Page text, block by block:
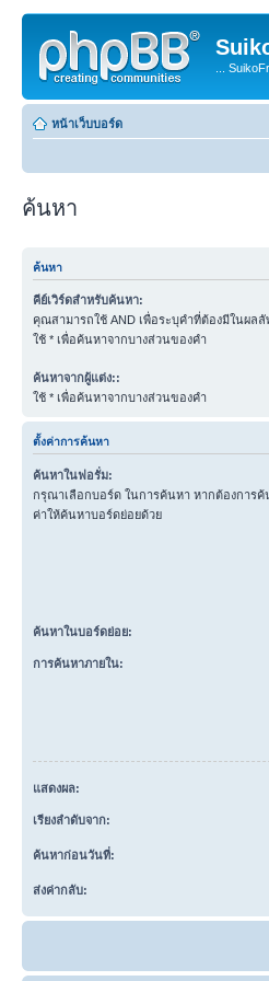
...
หน้าเว็บบอร์ด
ค้นหา
ค้นหา
คีย์เวิร์ดสำหรับค้นหา:
คุณสามารถใช้ AND เพื่อระบุคำที่ต้องมีในผล
ใช้ * เพื่อค้นหาจากบางส่วนของคำ
ค้นหาจากผู้แต่ง::
ใช้ * เพื่อค้นหาจากบางส่วนของคำ
ตั้งค่าการค้นหา
ค้นหาในฟอรั่ม:
กรุณาเลือกบอร์ด ในการค้นหา หากต้องการ
ค่าให้ค้นหาบอร์ดย่อยด้วย
ค้นหาในบอร์ดย่อย:
การค้นหาภายใน:
แสดงผล:
เรียงลำดับจาก:
ค้นหาก่อนวันที่:
ส่งค่ากลับ: